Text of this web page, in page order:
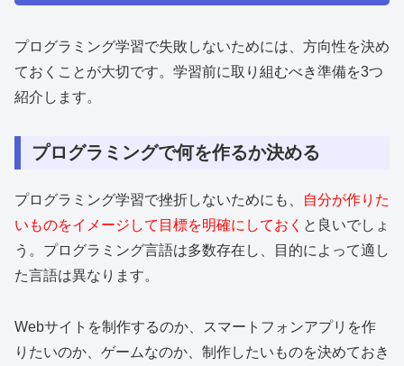
プログラミング学習で失敗しないためには、方向性を決め
ておくことが大切です。学習前に取り組むべき準備を3つ
紹介します。
プログラミングで何を作るか決める
プログラミング学習で挫折しないためにも、
自分が作りた
いものをイメージして目標を明確にしておく と良いでしょ
う。プログラミング言語は多数存在し、目的によって適し
た言語は異なります。
Webサイトを制作するのか、スマートフォンアプリを作
りたいのか、ゲームなのか、制作したいものを決めておき